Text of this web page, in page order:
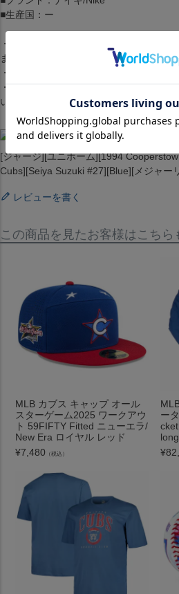
■生産国：ー
・商品は生産時期によってデザインや
ます。
・商品はモニターの影響で色の変化が感
・洗濯・アイロンの使用につきまして
い。
[ジャージ][ユニホーム][1994
Cubs][Seiya Suzuki #27][Blue][メジャー
レビューを書く
この商品を見たお客様はこちら
MLB カブス キャップ オール
スターゲーム2025 ワークアウ
ト 59FIFTY Fitted ニューエラ/
New Era ロイヤル レッド
¥7,480 （税込）
ー
¥